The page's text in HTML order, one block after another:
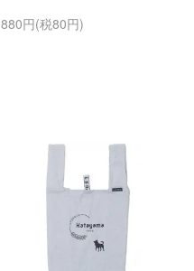
880円(税80円)